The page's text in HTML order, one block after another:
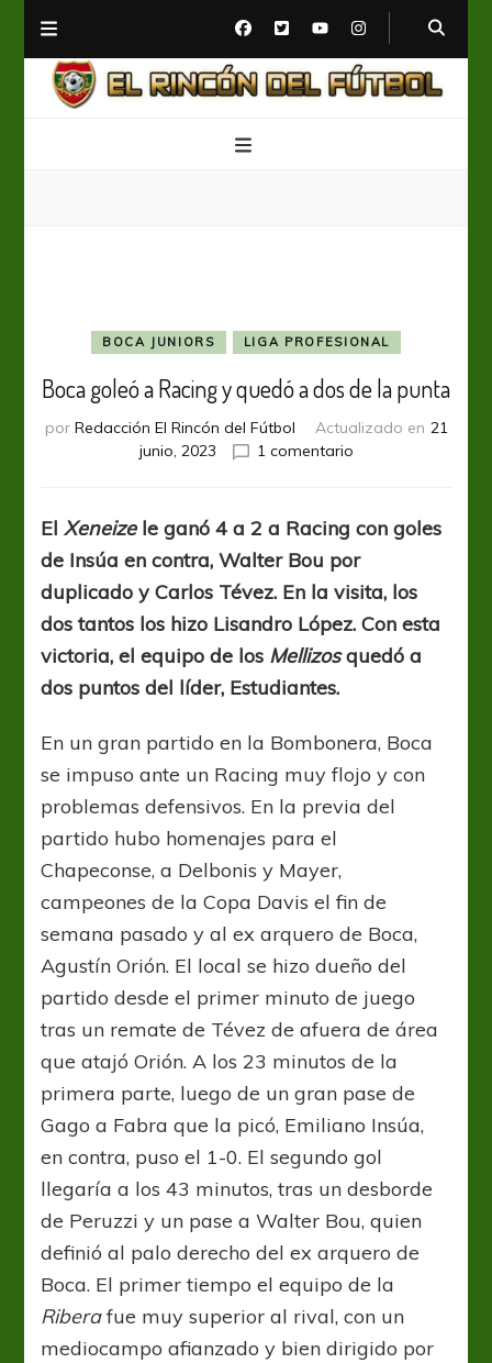
BOCA JUNIORS LIGA PROFESIONAL
Boca goleó a Racing y quedó a dos de la punta
por Redacción El Rincón del Fútbol Actualizado en 21
junio, 2023
1 comentarioen
Racing
y
quedó
dos
de
ElXeneizele ganó 4 a 2 a Racing con goles
de Insúa en contra, Walter Bou por
duplicado y Carlos Tévez. En la visita, los
dos tantos los hizo Lisandro López. Con esta
victoria, el equipo de los Mellizosquedó a
dos puntos del líder, Estudiantes.
En un gran partido en la Bombonera, Boca
se impuso ante un Racing muy flojo y con
problemas defensivos. En la previa del
partido hubo homenajes para el
Chapeconse, a Delbonis y Mayer,
campeones de la Copa Davis el fin de
semana pasado y al ex arquero de Boca,
Agustín Orión. El local se hizo dueño del
partido desde el primer minuto de juego
tras un remate de Tévez de afuera de área
que atajó Orión. A los 23 minutos de la
primera parte, luego de un gran pase de
Gago a Fabra que la picó, Emiliano Insúa,
en contra, puso el 1-0. El segundo gol
llegaría a los 43 minutos, tras un desborde
de Peruzzi y un pase a Walter Bou, quien
definió al palo derecho del ex arquero de
Boca. El primer tiempo el equipo de la
Riberafue muy superior al rival, con un
mediocampo afianzado y bien dirigido por